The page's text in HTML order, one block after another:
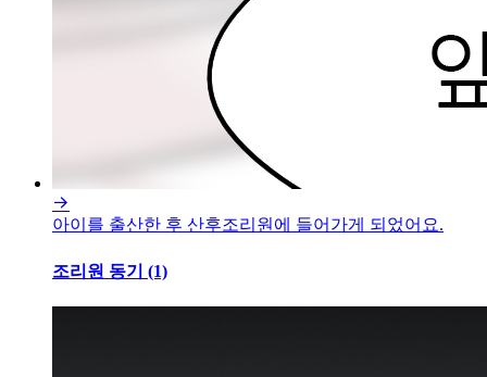

아이를 출산한 후 산후조리원에 들어가게 되었어요.
조리원 동기 (1)